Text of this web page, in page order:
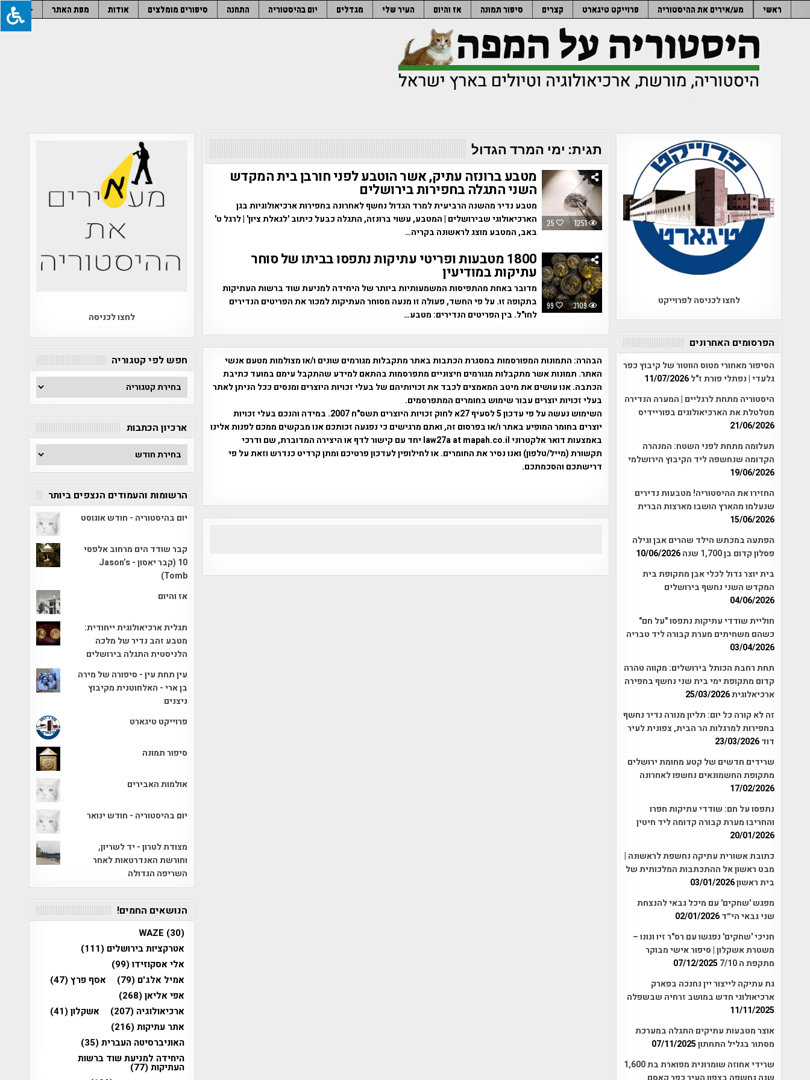
to
ראשי מע/אירים את ההיסטוריה פרוייקט טיגארט קצרים סיפור תמונה אז והיום העיר שלי מגדלים יום בהיסטוריה התחנה סיפורים מומלצים אודות מפת האתר –
תגית: ימי המרד הגדול
25 1251
מטבע ברונזה עתיק, אשר הוטבע לפני חורבן בית המקדש
השני התגלה בחפירות בירושלים
מטבע נדיר מהשנה הרביעית למרד הגדול נחשף לאחרונה בחפירות ארכיאולוגיות בגן
הארכיאולוגי שבירושלים | המטבע, עשוי ברונזה, התגלה כבעל כיתוב 'לגאלת ציון' | לרגל ט'
באב, המטבע מוצג לראשונה בקריה…
99 3109
1800 מטבעות ופריטי עתיקות נתפסו בביתו של סוחר
עתיקות במודיעין
מדובר באחת מהתפיסות המשמעותיות ביותר של היחידה למניעת שוד ברשות העתיקות
בתקופה זו. על פי החשד, פעולה זו מנעה מסוחר העתיקות למכור את הפריטים הנדירים
לחו"ל. בין הפריטים הנדירים: מטבע…
הבהרה: התמונות המפורסמות במסגרת הכתבות באתר מתקבלות מגורמים שונים ו/או מצולמות מטעם אנשי
האתר. תמונות אשר מתקבלות מגורמים חיצוניים מתפרסמות בהתאם למידע שהתקבל עימם במועד כתיבת
הכתבה. אנו עושים את מיטב המאמצים לכבד את זכויותיהם של בעלי זכויות היוצרים ומנסים ככל הניתן לאתר
בעלי זכויות יוצרים עבור שימוש בחומרים המתפרסמים.
השימוש נעשה על פי עדכון 5 לסעיף 27א לחוק זכויות היוצרים תשס"ח 2007. במידה והנכם בעלי זכויות
יוצרים בחומר המופיע באתר ו/או בפרסום זה, ואתם מרגישים כי נפגעה זכותכם אנו מבקשים ממכם לפנות אלינו
באמצעות דואר אלקטרוני law27a at mapah.co.il יחד עם קישור לדף או היצירה המדוברת, שם ודרכי
תקשורת (מייל/טלפון) ואנו נסיר את החומרים. או לחילופין לעדכון פרטיכם ומתן קרדיט כנדרש וזאת על פי
דרישתכם והסכמתכם.
לחצו לכניסה לפרוייקט
הפרסומים האחרונים
הסיפור מאחורי מטוס הווטור של קיבוץ כפר
גלעדי | נפתלי פורת ז"ל11/07/2026
היסטוריה מתחת לרגליים | המערה הנדירה
מטלטלת את הארכיאולוגים בפוריידיס
21/06/2026
תעלומה מתחת לפני השטח: המנהרה
הקדומה שנחשפה ליד הקיבוץ הירושלמי
19/06/2026
החזירו את ההיסטוריה! מטבעות נדירים
שנעלמו מהארץ הושבו מארצות הברית
15/06/2026
הפתעה במכתש הילד שהרים אבן וגילה
פסלון קדום בן 1,700 שנה
10/06/2026
בית יוצר גדול לכלי אבן מתקופת בית
המקדש השני נחשף בירושלים
04/06/2026
חוליית שודדי עתיקות נתפסו "על חם"
כשהם משחיתים מערת קבורה ליד טבריה
03/04/2026
תחת רחבת הכותל בירושלים: מקווה טהרה
קדום מתקופת ימי בית שני נחשף בחפירה
ארכיאלוגית25/03/2026
זה לא קורה כל יום: תליון מנורה נדיר נחשף
בחפירות למרגלות הר הבית, צפונית לעיר
דוד23/03/2026
שרידים חדשים של קטע מחומת ירושלים
מתקופת החשמונאים נחשפו לאחרונה
17/02/2026
נתפסו על חם: שודדי עתיקות חפרו
והחריבו מערת קבורה קדומה ליד חיטין
20/01/2026
כתובת אשורית עתיקה נחשפת לראשונה |
מבט ראשון אל ההתכתבות המלכותית של
בית ראשון03/01/2026
מפגש 'שחקים' עם מיכל גבאי להנצחת
שני גבאי הי״ד02/01/2026
חניכי 'שחקים' נפגשו עם רס"ר זיו ונונו –
משטרת אשקלון | סיפור אישי מבוקר
מתקפת ה 7/10
07/12/2025
גת עתיקה לייצור יין נחנכה בפארק
ארכיאולוגי חדש במושב זרחיה שבשפלה
11/11/2025
אוצר מטבעות עתיקים התגלה במערכת
מסתור בגליל התחתון07/11/2025
שרידי אחוזה שומרונית מפוארת בת 1,600
לחצו לכניסה
חפש לפי קטגוריה
חפש
לפי
קטגוריה
ארכיון הכתבות
ארכיון
הכתבות
הרשומות והעמודים הנצפים ביותר
יום בהיסטוריה - חודש אוגוסט
קבר שודד הים מרחוב אלפסי
10 (קבר יאסון - Jason’s
Tomb)
אז והיום
תגלית ארכיאולוגית ייחודית:
מטבע זהב נדיר של מלכה
הלניסטית התגלה בירושלים
עין תחת עין - סיפורה של מירה
בן ארי - האלחוטנית מקיבוץ
ניצנים
פרוייקט טיגארט
סיפור תמונה
אולמות האבירים
יום בהיסטוריה - חודש ינואר
מצודת לטרון - יד לשריון,
וחורשת האנדרטאות לאחר
השריפה הגדולה
הנושאים החמים!
WAZE (30)
אטרקציות בירושלים (111)
אלי אסקוזידו(99)
אמיל אלג'ם (79) אסף פרץ(47)
אפי אליאן(268)
ארכיאולוגיה (207) אשקלון(41)
אתר עתיקות(216)
האוניברסיטה העברית(35)
היחידה למניעת שוד ברשות
העתיקות(77)